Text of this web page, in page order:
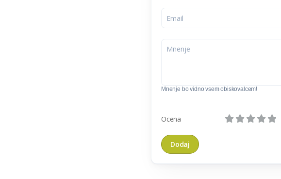
Mnenje bo vidno vsem obiskovalcem!
Ocena